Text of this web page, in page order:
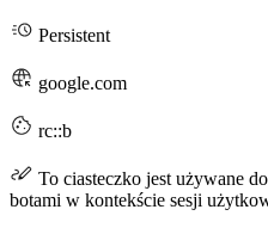
Persistent
google.com
rc::b
To ciasteczko jest używane
botami w kontekście sesji